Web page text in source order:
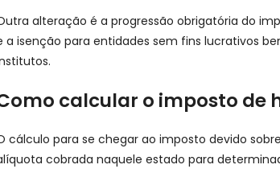
alteração é a progressão obrigatória do
a isenção para entidades sem fins lucrativos
calcular o imposto de
cálculo para se chegar ao imposto devido
cobrada naquele estado para